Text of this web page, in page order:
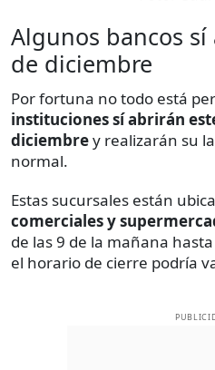
Algunos bancos
de diciembre
Por fortuna no todo está
instituciones sí abrirán
diciembrey realizarán su
normal.
Estas sucursales están
comerciales y
de las 9 de la mañana
el horario de cierre podría